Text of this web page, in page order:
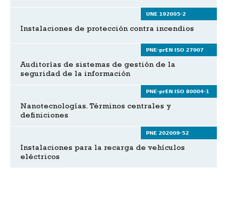
UNE 192005-2
Instalaciones de protección contra incendios
PNE-prEN ISO 27007
Auditorías de sistemas de gestión de la
seguridad de la información
PNE-prEN ISO 80004-1
Nanotecnologías. Términos centrales y
definiciones
PNE 202009-52
Instalaciones para la recarga de vehículos
eléctricos